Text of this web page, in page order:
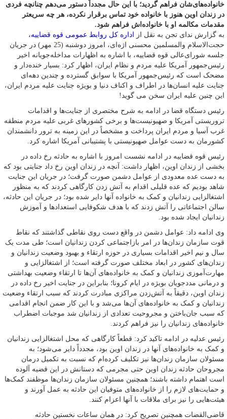
خانواده‌های‌شان فراهم گردید؛ با این حال مجدداً دستور می‌دهم چنانچه فردی
در زندان اوین هنوز با خانواده خود تماس برقرار نکرده، هر چه سریعتر
مقدمات مکالمه او با خانواده‌اش فراهم شود.
به گزارش ندای تجن به نقل از
اداره کل روابط عمومی قوه قضاییه،
حجت‌الاسلام والمسلمین محسنی اژه‌ای، امروز دوشنبه (25 مهر) در جریان
جلسه شورای‌عالی قوه قضاییه، با اشاره به اظهارات مداخله‌جویانه اخیر
رئیس‌جمهور آمریکا علیه مردم و نظام ایران، اظهار کرد: بسیار خنده‌دار و
مضحک است که رئیس‌جمهور آمریکا با سوابق گسترده و چندین دهه‌ای
جنایت علیه انسان‌ها در اطراف و اکناف دنیا و بویژه جنایت علیه مردم ایران،
این چنین علیه ایران سخن می گوید!
رئیس دستگاه قضا در ادامه به شرح مختصری از جنایت‌ها و اقدامات
تروریستی آمریکا و صهیونیست‌ها و برخی کشورهای غربی علیه مردم منطقه
غرب آسیا و مردم ایران پرداخت و مشخصاً در این زمینه به ترور دانشمندان
کشورمان به دست عوامل صهیونیستی با پشتیبانی آمریکا اشاره کرد.
رئیس قوه قضاییه در ادامه نشست امروز با اشاره به حادثه رخ داده در
بخشی از زندان اوین، اظهار داشت: آنچه در زندان اوین رخ داد جنایتی بود که
به دست عده معدودی از عوامل دشمن صورت گرفت؛ در جریان این جنایت
شاهد بودیم که عده قلیلی اقدام به آتش زدن کارگاهی کردند که به منظور
اشتغالزایی زندانیان و کمک به خانواده آنها دایر شده بود؛ در جریان این حادثه،
سالن اجتماعاتی را آتش زدند که با هدف شکوفایی استعدادها و آموزش
زندانیان ایجاد شده بود.
وی ادامه داد: عوامل دشمن در واقع دست روی نقاطی گذاشتند که نقاط
قوت سازمان زندان‌ها در امر بازاجتماعی کردن زندانیان است؛ طی مدت یک
سال و نیم اخیر اقدامات بسیاری در حوزه ارتقاء و بهبود وضعیت زندانیان و
زندان‌های کشور در ابعاد مختلف صورت گرفته است؛ از اشتغالزایی و
مهارت‌آموزی زندانیان و کمک به خانواده‌های آن‌ها تا ارتقاء وضعیت بهداشتی
و درمانی مددجویان بویژه در ایام کرونا؛ بنابراین در جنایت اخیر رخ داده در
زندان اوین، دقیقاً به آتش‌زدن مراکزی مبادرت کردند که سبب ارتقاء وضعیت
زندانیان و کمک به خانواده‌های آن‌ها می‌شد و با این کار ضمن انجام اقدامی
که سبب جان‌باختن و مجروحیت تعدادی از زندانیان شد موجبات اضطراب
خانواده‌های زندانیان را نیز فراهم کردند.
رئیس عدلیه در ادامه تاکید کرد: قطعاً کارگاهی که محل اشتغالزایی زندانیان
و کمک به خانواده‌های آنها در زندان اوین بود، مجدداً دایر می‌شود؛ به
مسئولان سازمان زندان‌ها نیز تکلیف کرده‌ام که نسبت به تکمیل درمان
مجروحان حادثه زندان اوین حتی مجرمی که دستانش در این قضیه آلوده
است اهتمام داشته باشند؛ همچنین مسئولان سازمان زندان‌ها موظفند کمک‌ها
و حمایت‌های لازم را از خانواده‌های متوفیان این حادثه به عمل آورند و
هیئت‌هایی را نیز برای ملاقات با آنها اعزام کنند.
قاضی‌القضات همچنین تصریح کرد: در همان ساعات نخستین حادثه